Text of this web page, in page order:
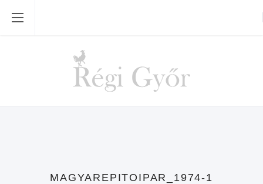
MAGYAREPITOIPAR_1974-1